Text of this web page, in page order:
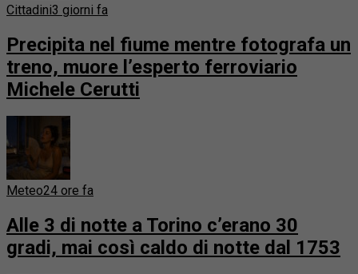
Cittadini3 giorni fa
Precipita nel fiume mentre fotografa un
treno, muore l’esperto ferroviario
Michele Cerutti
Meteo24 ore fa
Alle 3 di notte a Torino c’erano 30
gradi, mai così caldo di notte dal 1753